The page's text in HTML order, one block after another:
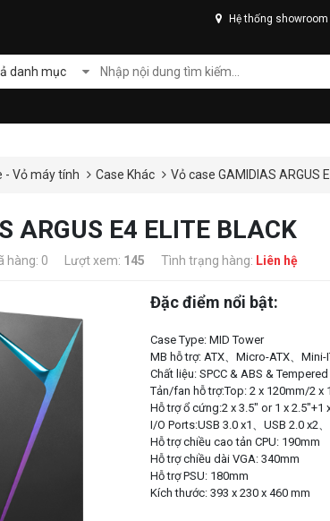
Hệ thống showroom
danh mục
- Vỏ máy tính Case Khác Vỏ case GAMIDIAS ARGUS
ARGUS E4 ELITE BLACK
hàng: 0 Lượt xem: 145 Tình trạng hàng: Liên hệ
Đặc điểm nổi bật:
Case Type: MID Tower
MB hỗ trợ: ATX、Micro-ATX、Mini-
Chất liệu: SPCC & ABS &
Tản/fan hỗ trợ:Top: 2 x 120mm/2 x
Hỗ trợ ổ cứng:2 x 3.5" or 1 x 2.5"+1
I/O Ports:USB 3.0 x1、USB 2.0 x2
Hỗ trợ chiều cao tản CPU: 190mm
Hỗ trợ chiều dài VGA: 340mm
Hỗ trợ PSU: 180mm